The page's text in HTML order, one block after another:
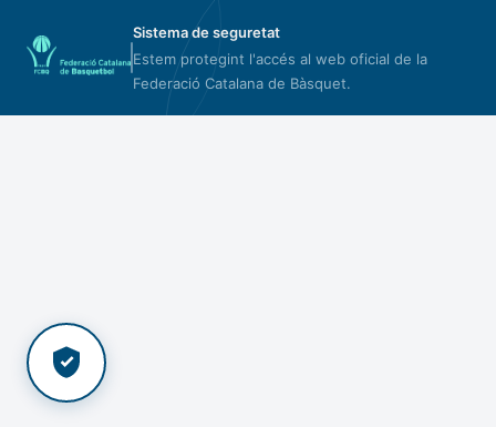
Sistema de seguretat
Estem protegint l'accés al web oficial de la
Federació Catalana de Bàsquet.